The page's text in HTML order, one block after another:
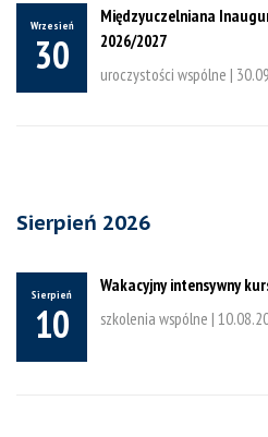
Wrzesień
30
Międzyuczelniana
2026/2027
uroczystości wspólne |
Sierpień 2026
Sierpień
10
Wakacyjny intensywny
szkolenia wspólne |